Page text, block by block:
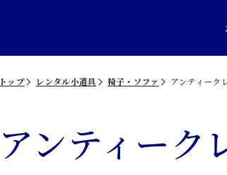
トップ レンタル小道具 椅子・ソファ アンティーク
アンティーク